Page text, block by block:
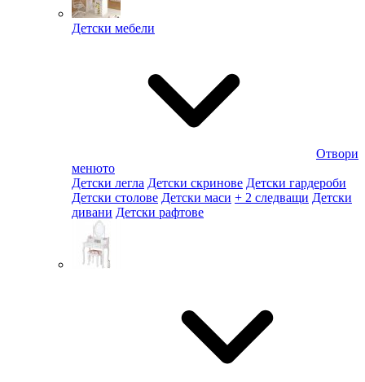
Детски мебели
Отвори
менюто
Детски легла Детски скринове Детски гардероби
Детски столове Детски маси + 2 следващи Детски
дивани Детски рафтове